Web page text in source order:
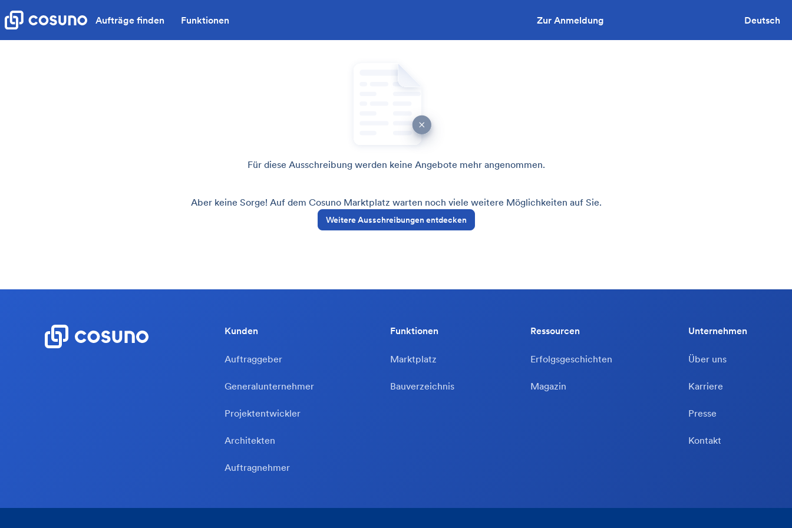
Aufträge finden Funktionen Zur Anmeldung Deutsch
Für diese Ausschreibung werden keine Angebote mehr angenommen.
Aber keine Sorge! Auf dem Cosuno Marktplatz warten noch viele weitere Möglichkeiten auf Sie.
Weitere Ausschreibungen entdecken
Kunden
Auftraggeber
Generalunternehmer
Projektentwickler
Architekten
Auftragnehmer
Funktionen
Marktplatz
Bauverzeichnis
Ressourcen
Erfolgsgeschichten
Magazin
Unternehmen
Über uns
Karriere
Presse
Kontakt